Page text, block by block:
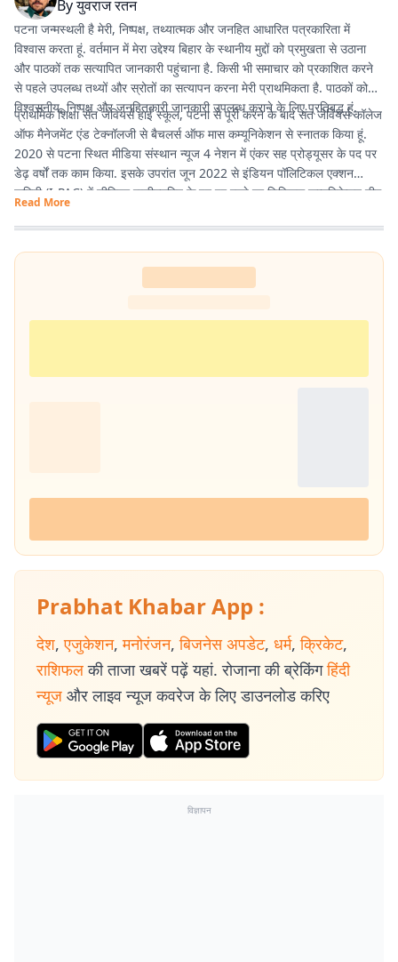
Byयुवराज रतन
पटना जन्मस्थली है मेरी, निष्पक्ष, तथ्यात्मक और जनहित आधारित पत्रकारिता में
विश्वास करता हूं. वर्तमान में मेरा उद्देश्य बिहार के स्थानीय मुद्दों को प्रमुखता से उठाना
और पाठकों तक सत्यापित जानकारी पहुंचाना है. किसी भी समाचार को प्रकाशित करने
से पहले उपलब्ध तथ्यों और स्रोतों का सत्यापन करना मेरी प्राथमिकता है. पाठकों को
विश्वसनीय, निष्पक्ष और जनहितकारी जानकारी उपलब्ध कराने के लिए प्रतिबद्ध हूं.
प्राथमिक शिक्षा संत जेवियर्स हाई स्कूल, पटना से पूरी करने के बाद संत जेवियर्स कॉलेज
ऑफ मैनेजमेंट एंड टेक्नॉलजी से बैचलर्स ऑफ मास कम्यूनिकेशन से स्नातक किया हूं.
2020 से पटना स्थित मीडिया संस्थान न्यूज 4 नेशन में एंकर सह प्रोड्यूसर के पद पर
डेढ़ वर्षों तक काम किया. इसके उपरांत जून 2022 से इंडियन पॉलिटिकल एक्शन
कमिटी (I-PAC) में सीनियर एग्जीक्यूटिव के पद पर रहते हुए डिजिटल कम्यूनिकेशन टीम
में कार्य करने का मौका मिला. वर्तमान में प्रभात खबर में कंटेंट राइटर के पद पर हूं इसके
माध्यम से नागरिकों के पास तथ्यात्मक और सही सूचनाएँ, खबर और अपडेट देने का कार्य
कर रहा हूं.
Read More
Prabhat Khabar App :
देश, एजुकेशन, मनोरंजन, बिजनेस अपडेट, धर्म, क्रिकेट,
राशिफल की ताजा खबरें पढ़ें यहां. रोजाना की ब्रेकिंग हिंदी
न्यूज और लाइव न्यूज कवरेज के लिए डाउनलोड करिए
विज्ञापन